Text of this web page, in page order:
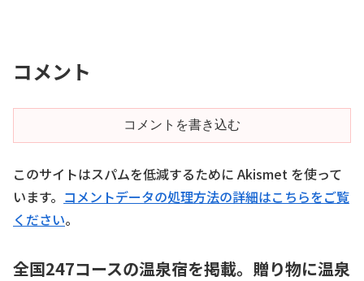
コメント
コメントを書き込む
このサイトはスパムを低減するために Akismet を使って
います。 コメントデータの処理方法の詳細はこちらをご覧
ください。
全国247コースの温泉宿を掲載。贈り物に温泉